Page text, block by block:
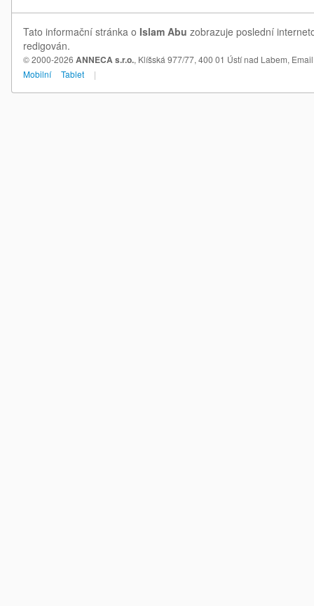
Tato informační stránka o Islam Abu zobrazuje poslední
redigován.
© 2000-2026 ANNECA s.r.o., Klíšská 977/77, 400 01 Ústí nad Labem,
Mobilní
Tablet |